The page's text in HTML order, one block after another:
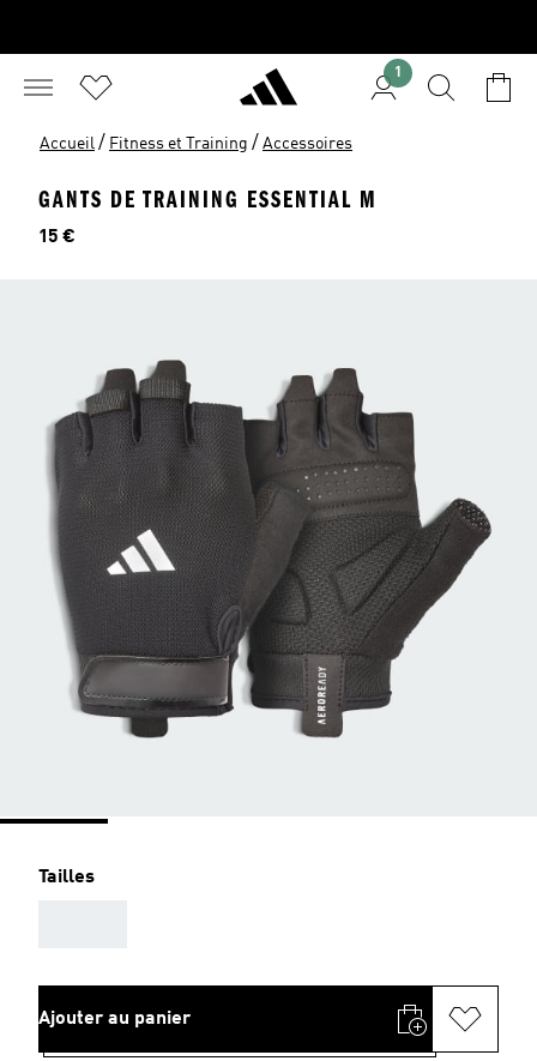
1
Accueil / Fitness et Training / Accessoires
GANTS DE TRAINING ESSENTIAL M
Prix
15 €
Tailles
Ajouter au panier